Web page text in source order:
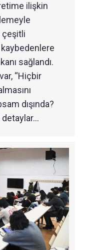
ilişkin
çeşitli
sağlandı.
“Hiçbir
dışında?